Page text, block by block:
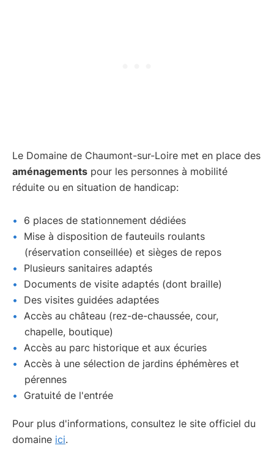
Le Domaine de Chaumont-sur-Loire met en place des
aménagements pour les personnes à mobilité
réduite ou en situation de handicap:
6 places de stationnement dédiées
Mise à disposition de fauteuils roulants
(réservation conseillée) et sièges de repos
Plusieurs sanitaires adaptés
Documents de visite adaptés (dont braille)
Des visites guidées adaptées
Accès au château (rez-de-chaussée, cour,
chapelle, boutique)
Accès au parc historique et aux écuries
Accès à une sélection de jardins éphémères et
pérennes
Gratuité de l'entrée
Pour plus d'informations, consultez le site officiel du
domaine ici.